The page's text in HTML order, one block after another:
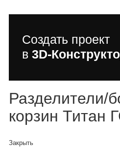
Создать проект
в 3D-
Разделители/
корзин Титан
Закрыть